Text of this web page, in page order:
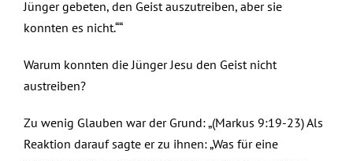
Jünger gebeten, den Geist auszutreiben, aber sie
konnten es nicht.““
Warum konnten die Jünger Jesu den Geist nicht
austreiben?
Zu wenig Glauben war der Grund: „(Markus 9:19-23) Als
Reaktion darauf sagte er zu ihnen: „Was für eine